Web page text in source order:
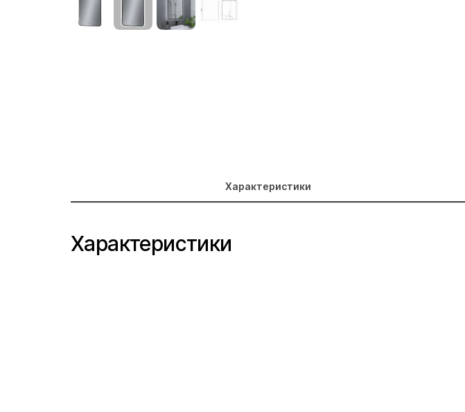
Характеристики
Характеристики